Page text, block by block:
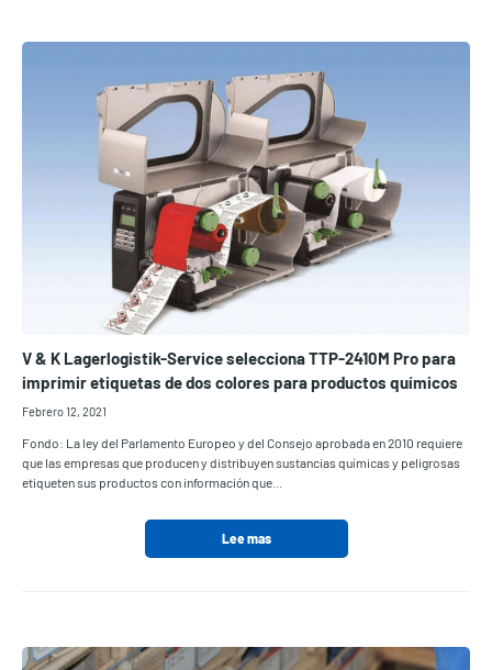
V & K Lagerlogistik-Service selecciona TTP-2410M Pro para
imprimir etiquetas de dos colores para productos químicos
Febrero 12, 2021
Fondo: La ley del Parlamento Europeo y del Consejo aprobada en 2010 requiere
que las empresas que producen y distribuyen sustancias químicas y peligrosas
etiqueten sus productos con información que...
Lee mas